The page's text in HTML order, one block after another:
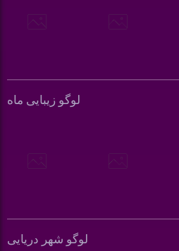
لوگو زیبایی ماه
لوگو شهر دریایی